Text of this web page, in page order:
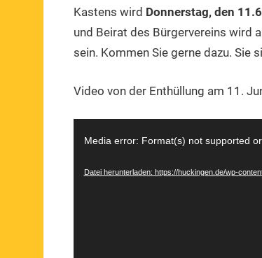
Kastens wird Donnerstag, den
und Beirat des Bürgervereins wird
sein. Kommen Sie gerne dazu. Sie
Video von der Enthüllung am 11.
Player
Media error: Format(s) not supported
Datei herunterladen: https://huckingen.de/wp-